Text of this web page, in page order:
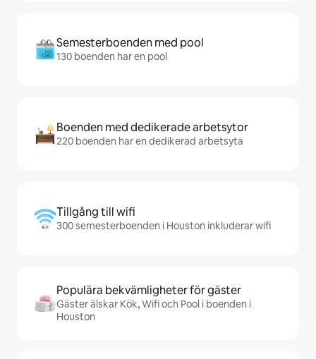
Semesterboenden med pool
130 boenden har en pool
Boenden med dedikerade arbetsytor
220 boenden har en dedikerad arbetsyta
Tillgång till wifi
300 semesterboenden i Houston inkluderar wifi
Populära bekvämligheter för gäster
Gäster älskar Kök, Wifi och Pool i boenden i
Houston